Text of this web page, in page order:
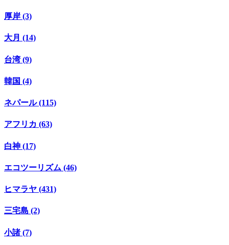
厚岸 (3)
大月 (14)
台湾 (9)
韓国 (4)
ネパール (115)
アフリカ (63)
白神 (17)
エコツーリズム (46)
ヒマラヤ (431)
三宅島 (2)
小諸 (7)